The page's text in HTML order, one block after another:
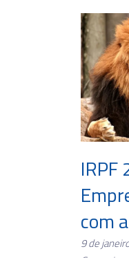
IRPF
com
9 de